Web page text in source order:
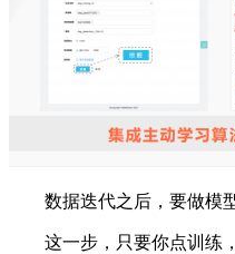
数据迭代之后，要做模型
这一步，只要你点训练，